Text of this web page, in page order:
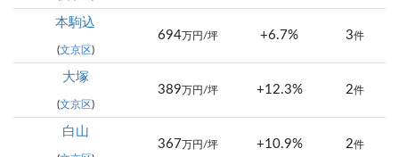
本駒込
(文京区 )
694万円/坪 +6.7% 3件
大塚
(文京区 )
389 万円/坪 +12.3% 2件
白山
367 万円/坪 +10.9% 2件